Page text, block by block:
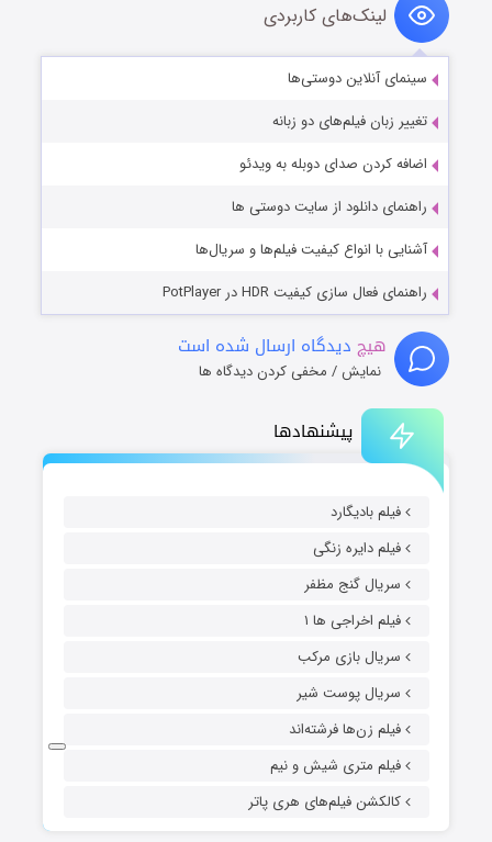
پیشنهادها
فیلم بادیگارد
فیلم دایره زنگی
سریال گنج مظفر
فیلم اخراجی ها ۱
سریال بازی مرکب
سریال پوست شیر
فیلم زن‌ها فرشته‌اند
فیلم متری شیش و نیم
کالکشن فیلم‌های هری پاتر
لینک‌های کاربردی
سینمای آنلاین دوستی‌ها
تغییر زبان فیلم‌های دو زبانه
اضافه کردن صدای دوبله به ویدئو
راهنمای دانلود از سایت دوستی ها
آشنایی با انواع کیفیت فیلم‌ها و سریال‌ها
راهنمای فعال سازی کیفیت HDR در PotPlayer
هیچ دیدگاه ارسال شده است
نمایش / مخفی کردن دیدگاه ها